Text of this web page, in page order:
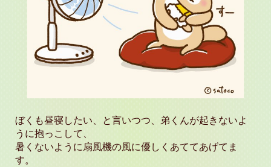
ぼくも昼寝したい、と言いつつ、弟くんが起きないよ
うに抱っこして、
暑くないように扇風機の風に優しくあててあげてま
す。